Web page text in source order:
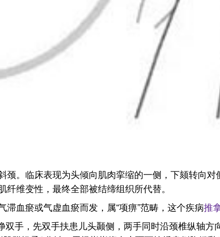
。临床表现为头倾向肌肉挛缩的一侧，下颏转向
维变性，最终全部被结缔组织所代替。
血瘀或气虚血瘀而发，属“项痹”范畴，这个疾病推
手，先双手扶患儿头颞侧，两手同时沿颈椎纵轴方